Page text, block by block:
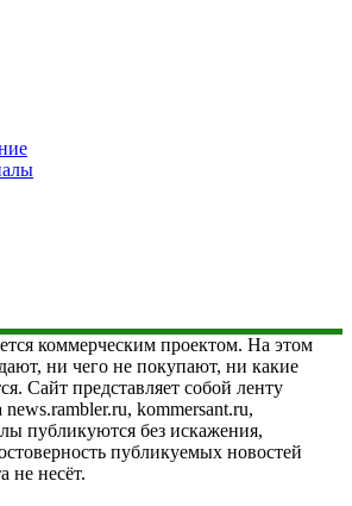
коммерческим проектом. На этом
ни чего не покупают, ни какие
Сайт представляет собой ленту
kommersant.ru,
публикуются без искажения,
публикуемых новостей
не несёт.